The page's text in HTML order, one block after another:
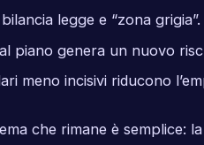
bilancia legge e “zona grigia”.
piano genera un nuovo
meno incisivi riducono
che rimane è semplice: la